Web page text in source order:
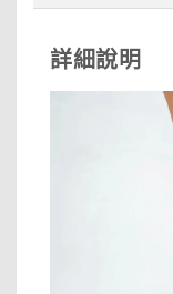
詳細說明